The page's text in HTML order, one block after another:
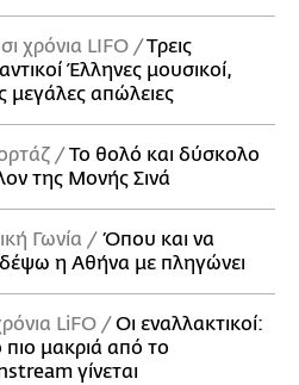
χρόνια LIFO
Tρεις
Έλληνες μουσικοί,
μεγάλες απώλειες
Το θολό και δύσκολο
της Μονής Σινά
Γωνία
Όπου και να
η Αθήνα με πληγώνει
LiFO
Οι εναλλακτικοί:
μακριά από το
γίνεται